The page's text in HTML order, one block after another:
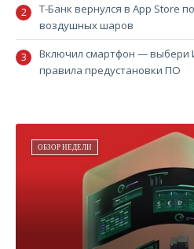
Т-Банк вернулся в App Store
воздушных шаров
Включил смартфон —
правила предустановки ПО
ОБЗОР НЕДЕЛИ